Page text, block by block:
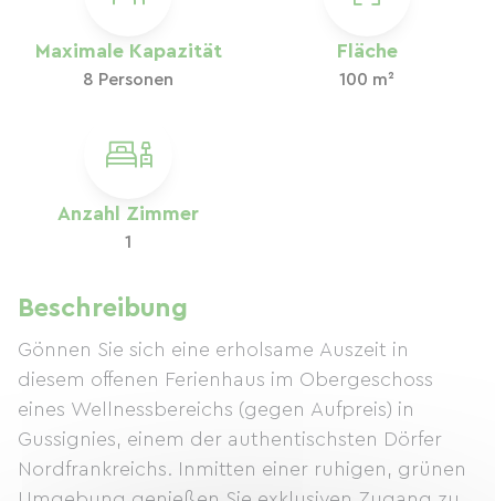
Maximale Kapazität
8 Personen
Fläche
100 m²
Anzahl Zimmer
1
Beschreibung
Gönnen Sie sich eine erholsame Auszeit in
diesem offenen Ferienhaus im Obergeschoss
eines Wellnessbereichs (gegen Aufpreis) in
Gussignies, einem der authentischsten Dörfer
Nordfrankreichs. Inmitten einer ruhigen, grünen